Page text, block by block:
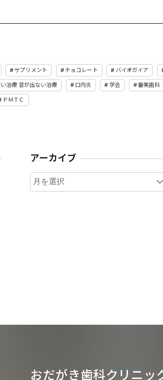
サプリメント チョコレート バイオガイア
治療 音が出ない治療 口内炎 学会 審美歯科
ＰＭＴＣ
アーカイブ
ア
ー
おだがき歯科クリニッ